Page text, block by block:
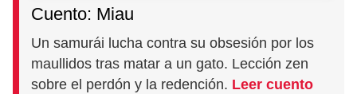
Cuento: Miau
Un samurái lucha contra su obsesión por los
maullidos tras matar a un gato. Lección zen
sobre el perdón y la redención. Leer cuento